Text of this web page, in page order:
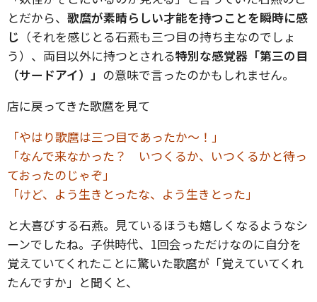
とだから、 歌麿が素晴らしい才能を持つことを瞬時に感
じ （それを感じとる石燕も三つ目の持ち主なのでしょ
う）、両目以外に持つとされる特別な感覚器「第三の目
（サードアイ）」 の意味で言ったのかもしれません。
店に戻ってきた歌麿を見て
「やはり歌麿は三つ目であったか〜！」
「なんで来なかった？ いつくるか、いつくるかと待っ
ておったのじゃぞ」
「けど、よう生きとったな、よう生きとった」
と大喜びする石燕。見ているほうも嬉しくなるようなシ
ーンでしたね。子供時代、1回会っただけなのに自分を
覚えていてくれたことに驚いた歌麿が「覚えていてくれ
たんですか」と聞くと、